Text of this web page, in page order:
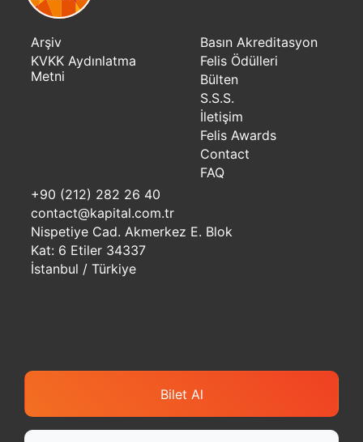
Arşiv
KVKK Aydınlatma
Metni
Basın Akreditasyon
Felis Ödülleri
Bülten
S.S.S.
İletişim
Felis Awards
Contact
FAQ
+90 (212) 282 26 40
contact@kapital.com.tr
Nispetiye Cad. Akmerkez E. Blok
Kat: 6 Etiler 34337
İstanbul / Türkiye
Bilet Al